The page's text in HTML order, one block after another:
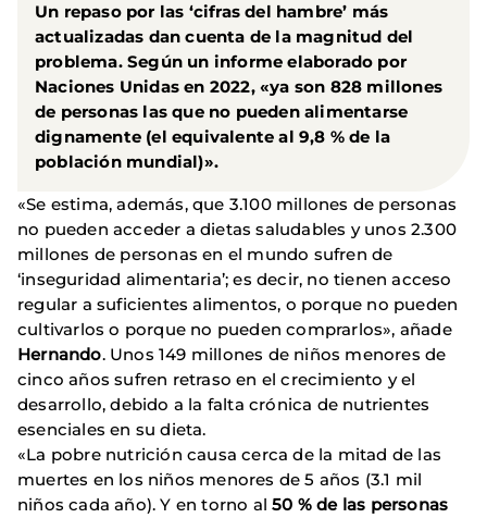
Un repaso por las ‘cifras del hambre’ más
actualizadas dan cuenta de la magnitud del
problema. Según un informe elaborado por
Naciones Unidas en 2022, «ya son 828 millones
de personas las que no pueden alimentarse
dignamente (el equivalente al 9,8 % de la
población mundial)».
«Se estima, además, que 3.100 millones de personas
no pueden acceder a dietas saludables y unos 2.300
millones de personas en el mundo sufren de
‘inseguridad alimentaria’; es decir, no tienen acceso
regular a suficientes alimentos, o porque no pueden
cultivarlos o porque no pueden comprarlos», añade
Hernando. Unos 149 millones de niños menores de
cinco años sufren retraso en el crecimiento y el
desarrollo, debido a la falta crónica de nutrientes
esenciales en su dieta.
«La pobre nutrición causa cerca de la mitad de las
muertes en los niños menores de 5 años (3.1 mil
niños cada año). Y en torno al50 % de las personas